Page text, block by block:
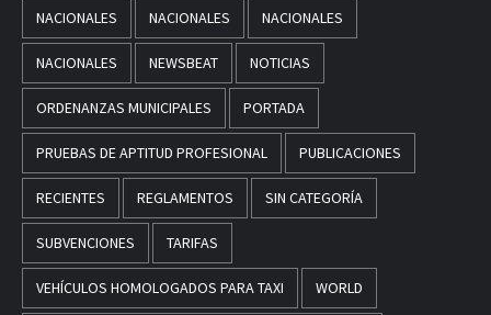
NACIONALES NACIONALES NACIONALES
NACIONALES NEWSBEAT NOTICIAS
ORDENANZAS MUNICIPALES PORTADA
PRUEBAS DE APTITUD PROFESIONAL PUBLICACIONES
RECIENTES REGLAMENTOS SIN CATEGORÍA
SUBVENCIONES TARIFAS
VEHÍCULOS HOMOLOGADOS PARA TAXI WORLD